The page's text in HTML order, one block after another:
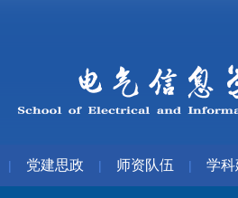
| 党建思政 | 师资队伍 | 学